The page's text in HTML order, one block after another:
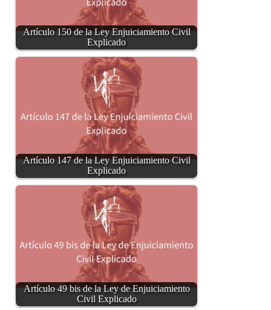
Artículo 150 de la Ley Enjuiciamiento Civil
Explicado
Artículo 147 de la Ley Enjuiciamiento Civil
Explicado
Artículo 49 bis de la Ley de Enjuiciamiento
Civil Explicado